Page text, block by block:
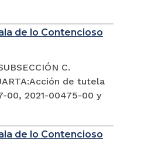
de lo Contencioso
C.
de tutela
00, 2021-00475-00 y
de lo Contencioso